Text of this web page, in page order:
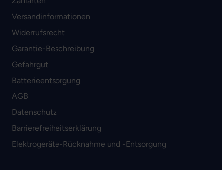
Versandinformationen
Widerrufsrecht
Garantie-Beschreibung
Gefahrgut
Batterieentsorgung
AGB
Datenschutz
Barrierefreiheitserklärung
Elektrogeräte-Rücknahme und -Entsorgung